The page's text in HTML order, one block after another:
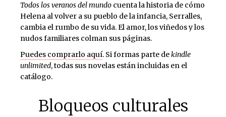
Todos los veranos del mundo cuenta la historia de cómo
Helena al volver a su pueblo de la infancia, Serralles,
cambia el rumbo de su vida. El amor, los viñedos y los
nudos familiares colman sus páginas.
Puedes comprarlo aquí. Si formas parte dekindle
unlimited, todas sus novelas están incluidas en el
catálogo.
Bloqueos culturales